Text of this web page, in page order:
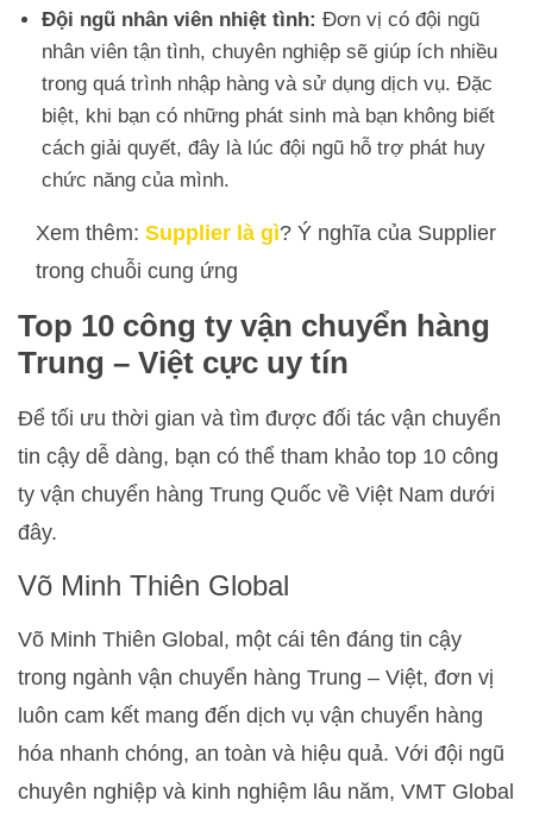
Đội ngũ nhân viên nhiệt tình: Đơn vị có đội ngũ
nhân viên tận tình, chuyên nghiệp sẽ giúp ích nhiều
trong quá trình nhập hàng và sử dụng dịch vụ. Đặc
biệt, khi bạn có những phát sinh mà bạn không biết
cách giải quyết, đây là lúc đội ngũ hỗ trợ phát huy
chức năng của mình.
Xem thêm: Supplier là gì? Ý nghĩa của Supplier
trong chuỗi cung ứng
Top 10 công ty vận chuyển hàng
Trung – Việt cực uy tín
Để tối ưu thời gian và tìm được đối tác vận chuyển
tin cậy dễ dàng, bạn có thể tham khảo top 10 công
ty vận chuyển hàng Trung Quốc về Việt Nam dưới
đây.
Võ Minh Thiên Global
Võ Minh Thiên Global, một cái tên đáng tin cậy
trong ngành vận chuyển hàng Trung – Việt, đơn vị
luôn cam kết mang đến dịch vụ vận chuyển hàng
hóa nhanh chóng, an toàn và hiệu quả. Với đội ngũ
chuyên nghiệp và kinh nghiệm lâu năm, VMT Global